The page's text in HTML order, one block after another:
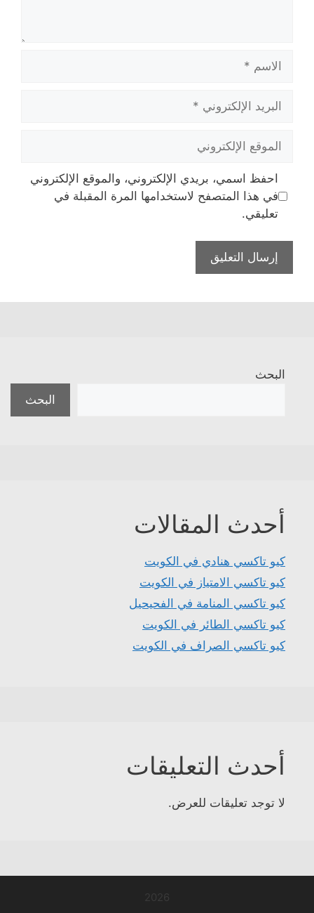
الاسم
البريد
الإلكتروني
الموقع
الإلكتروني
احفظ اسمي، بريدي الإلكتروني، والموقع الإلكتروني
في هذا المتصفح لاستخدامها المرة المقبلة في
تعليقي.
البحث
البحث
أحدث المقالات
كيو تاكسي هنادي في الكويت
كيو تاكسي الامتياز في الكويت
كيو تاكسي المنامة في الفحيحيل
كيو تاكسي الطائر في الكويت
كيو تاكسي الصراف في الكويت
أحدث التعليقات
لا توجد تعليقات للعرض.
2026